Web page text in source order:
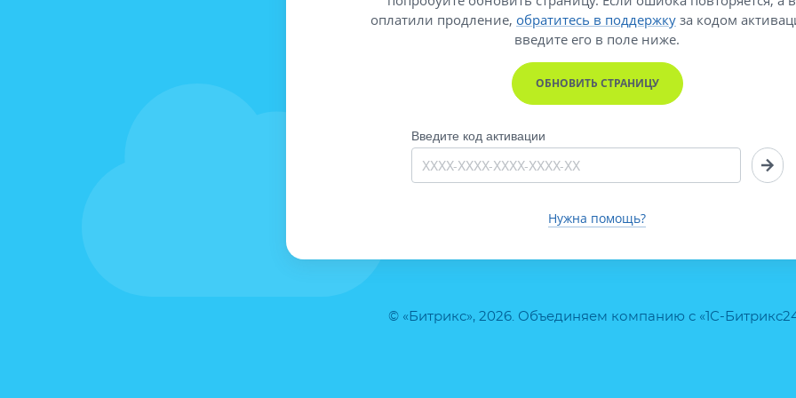
© «Битрикс», 2026. Объединяем компанию с «1С-
оплатили продление, обратитесь в поддержку за кодом
введите его в поле ниже.
ОБНОВИТЬ СТРАНИЦУ
Введите код активации
Нужна помощь?